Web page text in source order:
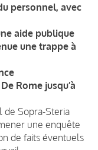
personnel, avec
aide publique
une trappe à
Rome jusqu’à
de Sopra-Steria
une enquête
de faits éventuels